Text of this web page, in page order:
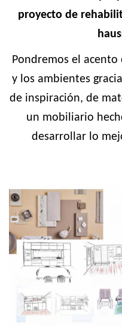
proyecto de
Pondremos el
y los ambientes
de inspiración, de
un mobiliario
desarrollar lo